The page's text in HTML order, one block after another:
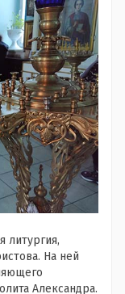
литургия,
На ней
Александра.